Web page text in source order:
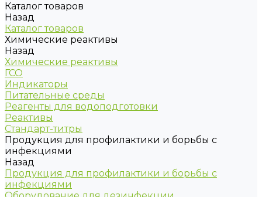
Каталог товаров
Назад
Каталог товаров
Химические реактивы
Назад
Химические реактивы
ГСО
Индикаторы
Питательные среды
Реагенты для водоподготовки
Реактивы
Стандарт-титры
Продукция для профилактики и борьбы с
инфекциями
Назад
Продукция для профилактики и борьбы с
инфекциями